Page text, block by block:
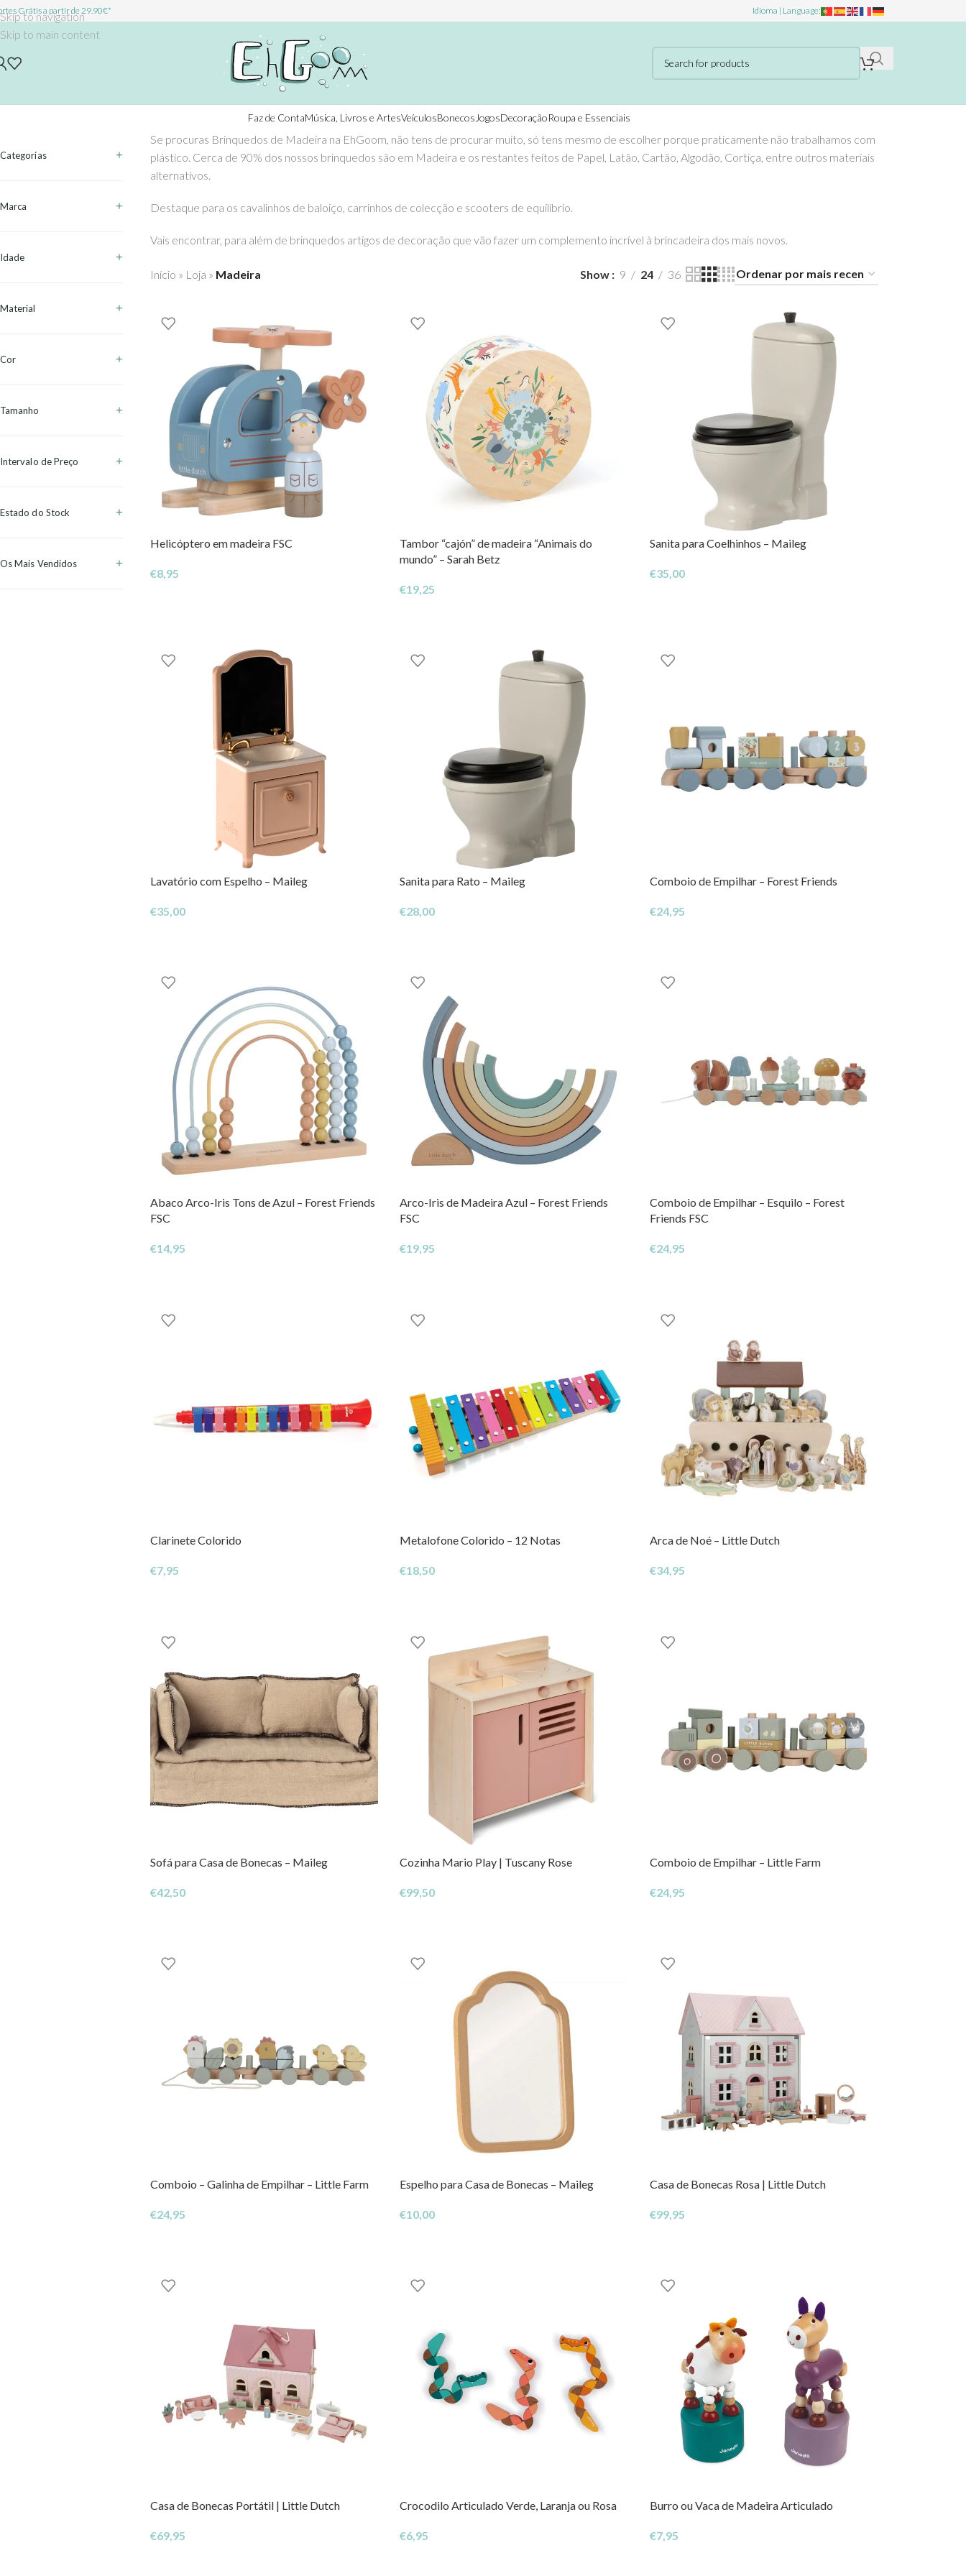
Skip to navigation
Skip to main content
Grátis a partir de 29.90€* Idioma | Language:
Faz de ContaMúsica, Livros e ArtesVeículosBonecos JogosDecoraçãoRoupa e Essenciais
Categorias
Marca
Idade
Material
Cor
Tamanho
Intervalo de Preço
Estado do Stock
Os Mais Vendidos
Se procuras Brinquedos de Madeira na EhGoom, não tens de procurar muito, só tens mesmo de escolher porque praticamente não trabalhamos com
plástico. Cerca de 90% dos nossos brinquedos são em Madeira e os restantes feitos de Papel, Latão, Cartão, Algodão, Cortiça, entre outros materiais
alternativos.
Destaque para os cavalinhos de baloiço, carrinhos de colecção e scooters de equilíbrio.
Vais encontrar, para além de brinquedos artigos de decoração que vão fazer um complemento incrível à brincadeira dos mais novos.
Início » Loja » Madeira Show 9 24 36
Helicóptero em madeira FSC
€8,95
Tambor “cajón” de madeira “Animais do
mundo” – Sarah Betz
€19,25
Sanita para Coelhinhos – Maileg
€35,00
Lavatório com Espelho – Maileg
€35,00
Sanita para Rato – Maileg
€28,00
Comboio de Empilhar – Forest Friends
€24,95
Abaco Arco-Iris Tons de Azul – Forest Friends
FSC
€14,95
Arco-Iris de Madeira Azul – Forest Friends
FSC
€19,95
Comboio de Empilhar – Esquilo – Forest
Friends FSC
€24,95
Clarinete Colorido
€7,95
Metalofone Colorido – 12 Notas
€18,50
Arca de Noé – Little Dutch
€34,95
Sofá para Casa de Bonecas – Maileg
€42,50
Cozinha Mario Play | Tuscany Rose
€99,50
Comboio de Empilhar – Little Farm
€24,95
Comboio – Galinha de Empilhar – Little Farm
€24,95
Espelho para Casa de Bonecas – Maileg
€10,00
Casa de Bonecas Rosa | Little Dutch
€99,95
Casa de Bonecas Portátil | Little Dutch
€69,95
Crocodilo Articulado Verde, Laranja ou Rosa
€6,95
Burro ou Vaca de Madeira Articulado
€7,95